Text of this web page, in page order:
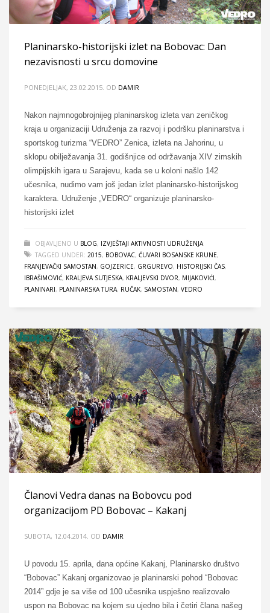
Planinarsko-historijski izlet na Bobovac: Dan
nezavisnosti u srcu domovine
PONEDJELJAK, 23.02.2015. OD DAMIR
Nakon najmnogobrojnijeg planinarskog izleta van zeničkog
kraja u organizaciji Udruženja za razvoj i podršku planinarstva i
sportskog turizma “VEDRO” Zenica, izleta na Jahorinu, u
sklopu obilježavanja 31. godišnjice od održavanja XIV zimskih
olimpijskih igara u Sarajevu, kada se u koloni našlo 142
učesnika, nudimo vam još jedan izlet planinarsko-historijskog
karaktera. Udruženje „VEDRO“ organizuje planinarsko-
historijski izlet
OBJAVLJENO U BLOG, IZVJEŠTAJI AKTIVNOSTI UDRUŽENJA
TAGGED UNDER: 2015, BOBOVAC, ČUVARI BOSANSKE KRUNE,
FRANJEVAČKI SAMOSTAN, GOJZERICE, GRGUREVO, HISTORIJSKI ČAS,
IBRAŠIMOVIĆ, KRALJEVA SUTJESKA, KRALJEVSKI DVOR, MIJAKOVIĆI,
PLANINARI, PLANINARSKA TURA, RUČAK, SAMOSTAN, VEDRO
Članovi Vedra danas na Bobovcu pod
organizacijom PD Bobovac – Kakanj
SUBOTA, 12.04.2014. OD DAMIR
U povodu 15. aprila, dana općine Kakanj, Planinarsko društvo
“Bobovac” Kakanj organizovao je planinarski pohod “Bobovac
2014” gdje je sa više od 100 učesnika uspješno realizovalo
uspon na Bobovac na kojem su ujedno bila i četiri člana našeg